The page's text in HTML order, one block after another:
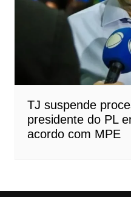
TJ suspende
presidente do PL
acordo com MPE